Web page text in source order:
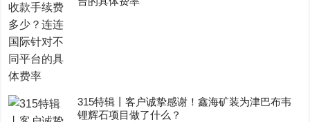
315特辑丨客户诚挚感谢！鑫海矿装为津巴布韦
锂辉石项目做了什么？